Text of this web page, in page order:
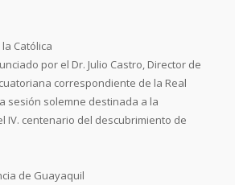
Católica
por el Dr. Julio Castro, Director de
correspondiente de la Real
sesión solemne destinada a la
IV. centenario del descubrimiento de
de Guayaquil